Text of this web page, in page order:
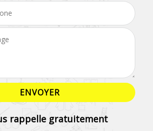
rappelle gratuitement